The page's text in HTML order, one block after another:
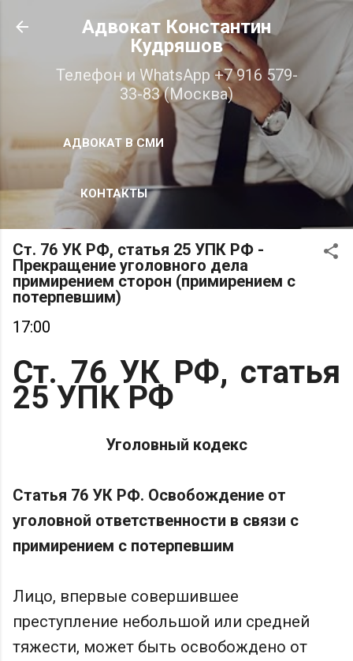
К основному контенту
Адвокат Константин
Кудряшов
Телефон и WhatsApp +7 916 579-
33-83 (Москва)
АДВОКАТ В СМИ
КОНТАКТЫ
Ст. 76 УК РФ, статья 25 УПК РФ -
Прекращение уголовного дела
примирением сторон (примирением с
потерпевшим)
17:00
Ст. 76 УК РФ, статья
25 УПК РФ
Уголовный кодекс
Статья 76 УК РФ. Освобождение от
уголовной ответственности в связи с
примирением с потерпевшим
Лицо, впервые совершившее
преступление небольшой или средней
тяжести, может быть освобождено от